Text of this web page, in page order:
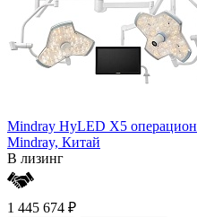
Mindray HyLED X5
Mindray, Китай
В лизинг
1 445 674 ₽